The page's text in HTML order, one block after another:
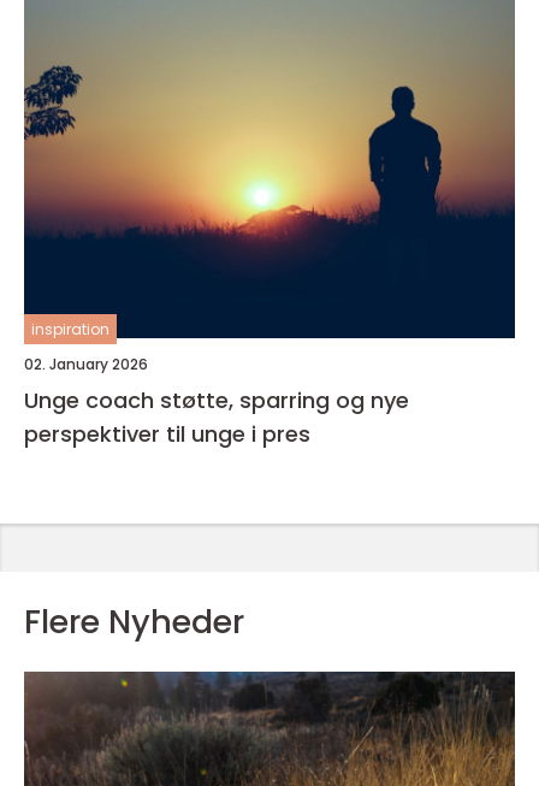
inspiration
02. January 2026
Unge coach støtte, sparring og nye
perspektiver til unge i pres
Flere Nyheder